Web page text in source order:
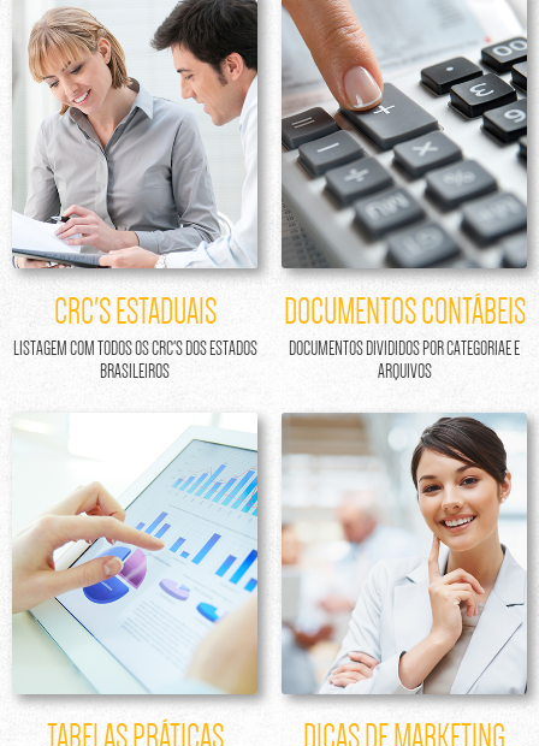
CRC'S ESTADUAIS
LISTAGEM COM TODOS OS CRC'S DOS ESTADOS
BRASILEIROS
DOCUMENTOS CONTÁBEIS
DOCUMENTOS DIVIDIDOS POR CATEGORIAE E
ARQUIVOS
TABELAS PRÁTICAS DICAS DE MARKETING